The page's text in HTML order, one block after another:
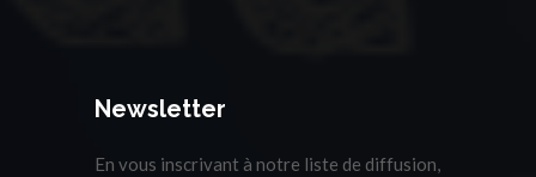
Newsletter
En vous inscrivant à notre liste de diffusion,